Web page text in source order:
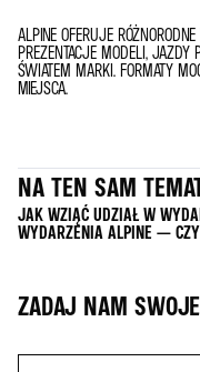
ALPINE OFERUJE
PREZENTACJE MODELI,
ŚWIATEM MARKI. FORMATY
MIEJSCA.
NA TEN SAM
JAK WZIĄĆ UDZIAŁ W
WYDARZENIA ALPINE —
ZADAJ NAM